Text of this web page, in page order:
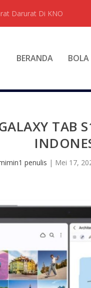
Darurat Di KNO
BERANDA BOLA
TAB
penulis | Mei 17,